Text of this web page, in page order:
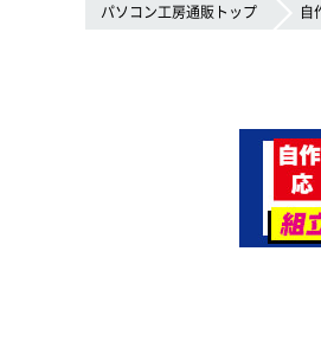
パソコン工房通販トップ 自